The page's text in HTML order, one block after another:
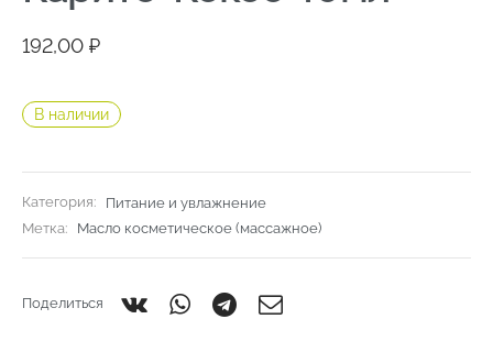
192,00 ₽
В наличии
Категория:
Питание и увлажнение
Метка:
Масло косметическое (массажное)
Поделиться